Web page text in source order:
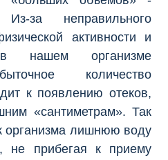
за неправильного
активности и
нашем организме
количество
к появлению отеков,
«сантиметрам». Так
организма лишнюю воду
не прибегая к приему